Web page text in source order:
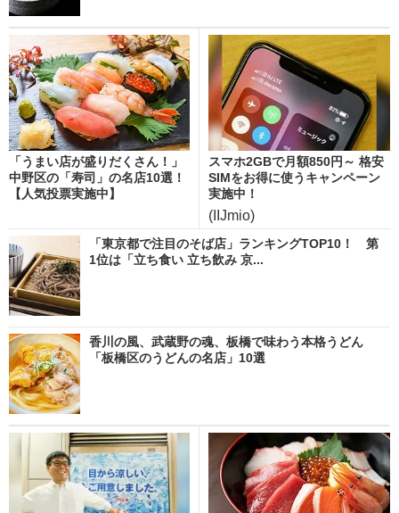
「うまい店が盛りだくさん！」
中野区の「寿司」の名店10選！
【人気投票実施中】
スマホ2GBで月額850円～ 格安
SIMをお得に使うキャンペーン
実施中！
(IIJmio)
「東京都で注目のそば店」ランキングTOP10！ 第
1位は「立ち食い 立ち飲み 京...
香川の風、武蔵野の魂、板橋で味わう本格うどん
「板橋区のうどんの名店」10選